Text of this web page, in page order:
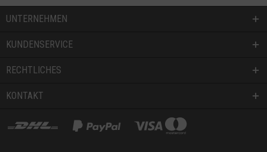
UNTERNEHMEN
KUNDENSERVICE
RECHTLICHES
KONTAKT